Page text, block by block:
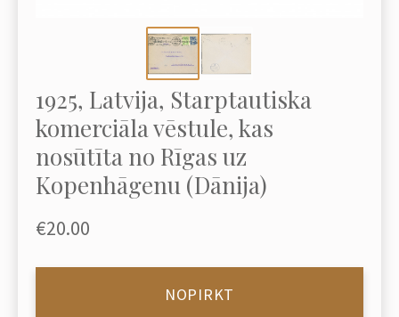
1925, Latvija, Starptautiska
komerciāla vēstule, kas
nosūtīta no Rīgas uz
Kopenhāgenu (Dānija)
€20.00
NOPIRKT